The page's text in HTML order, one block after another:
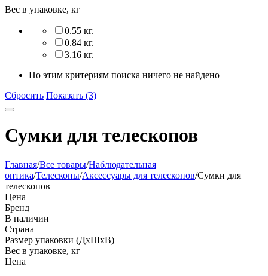
Вес в упаковке, кг
0.55 кг.
0.84 кг.
3.16 кг.
По этим критериям поиска ничего не найдено
Сбросить Показать (3)
Сумки для телескопов
Главная/Все товары/Наблюдательная
оптика/Телескопы/Аксессуары для телескопов/Сумки для
телескопов
Цена
Бренд
В наличии
Страна
Размер упаковки (ДхШхВ)
Вес в упаковке, кг
Цена